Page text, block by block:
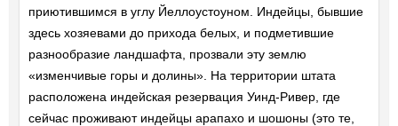
приютившимся в углу Йеллоустоуном. Индейцы, бывшие
здесь хозяевами до прихода белых, и подметившие
разнообразие ландшафта, прозвали эту землю
«изменчивые горы и долины». На территории штата
расположена индейская резервация Уинд-Ривер, где
сейчас проживают индейцы арапахо и шошоны (это те,